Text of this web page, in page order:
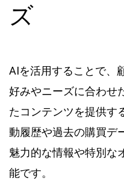
ズ
AIを活用することで、
好みやニーズに合わせ
たコンテンツを提供す
動履歴や過去の購買デ
魅力的な情報や特別な
能です。